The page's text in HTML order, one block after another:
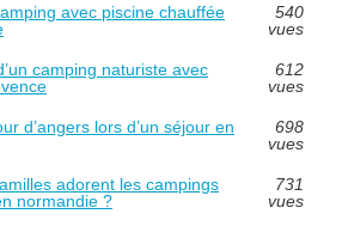
avec piscine chauffée
540
vues
camping naturiste avec
612
vues
d’angers lors d’un séjour en
698
vues
adorent les campings
normandie ?
731
vues